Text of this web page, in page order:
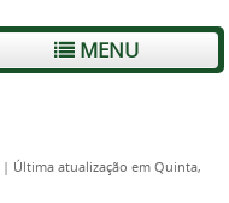
MENU
| Última atualização em Quinta,